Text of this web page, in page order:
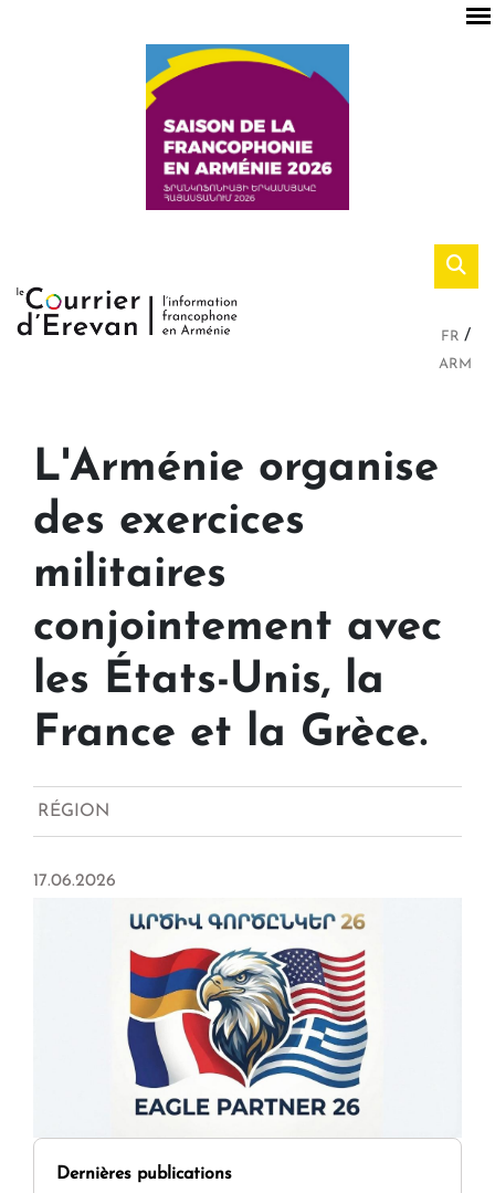
FR
ARM
L'Arménie organise
des exercices
militaires
conjointement avec
les États-Unis, la
France et la Grèce.
RÉGION
17.06.2026
Dernières publications